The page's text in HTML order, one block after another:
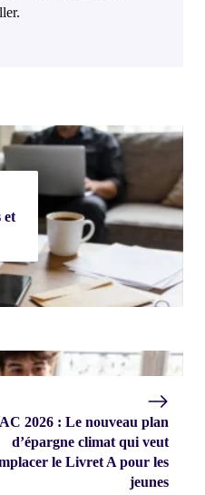
et
2026 : Le nouveau plan
d’épargne climat qui veut
le Livret A pour les
jeunes